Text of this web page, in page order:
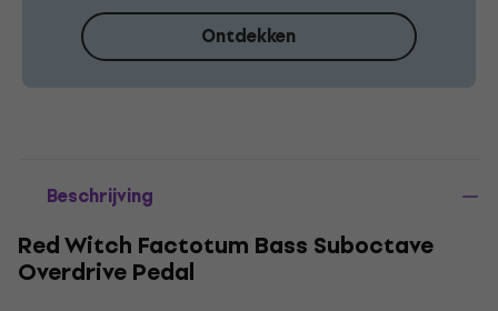
Ontdekken
Beschrijving
Red Witch Factotum Bass Suboctave
Overdrive Pedal